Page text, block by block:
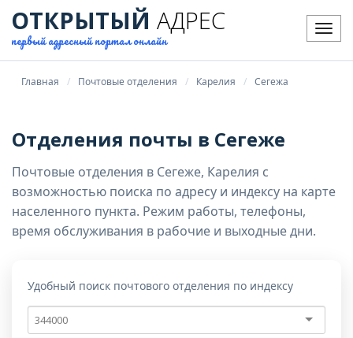
ОТКРЫТЫЙ АДРЕС
первый адресный портал онлайн
Главная Почтовые отделения Карелия Сегежа
Отделения почты в Сегеже
Почтовые отделения в Сегеже, Карелия с
возможностью поиска по адресу и индексу на карте
населенного пункта. Режим работы, телефоны,
время обслуживания в рабочие и выходные дни.
Удобный поиск почтового отделения по индексу
Почтовый
индекс